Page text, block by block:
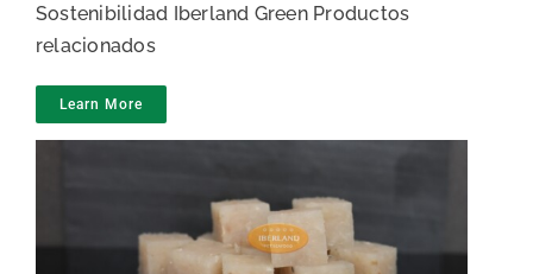
Sostenibilidad Iberland Green Productos
relacionados
Learn More
Dados y toppings de merluza